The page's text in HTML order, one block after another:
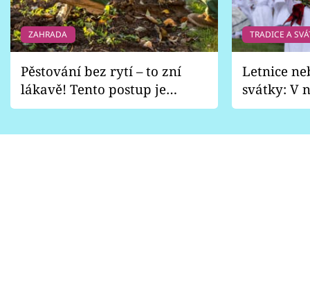
ZAHRADA
Pěstování bez rytí – to zní
lákavě! Tento postup je
vhodný jen pro některé
TRADICE A
Letnice
svátky: V
pondělí